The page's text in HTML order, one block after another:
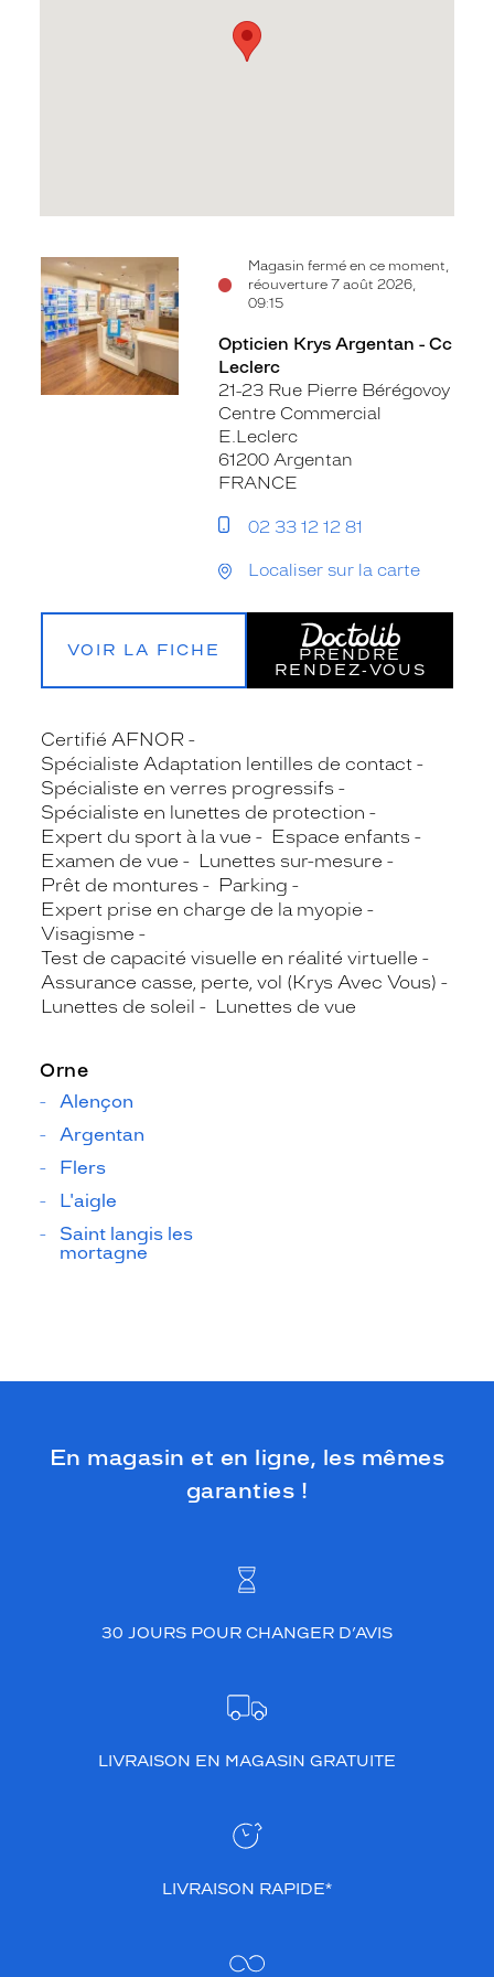
Magasin fermé en ce moment,
réouverture 7 août 2026,
09:15
Voir
la
fiche
Opticien Krys Argentan - Cc
Leclerc
21-23 Rue Pierre Bérégovoy
Centre Commercial
E.Leclerc
61200 Argentan
FRANCE
02 33 12 12 81
Localiser sur la carte
VOIR LA FICHE
PRENDRE
RENDEZ‑VOUS
Certifié AFNOR
Spécialiste Adaptation lentilles de contact
Spécialiste en verres progressifs
Spécialiste en lunettes de protection
Expert du sport à la vue
Espace enfants
Examen de vue
Lunettes sur-mesure
Prêt de montures
Parking
Expert prise en charge de la myopie
Visagisme
Test de capacité visuelle en réalité virtuelle
Assurance casse, perte, vol (Krys Avec Vous)
Lunettes de soleil
Lunettes de vue
Orne
Alençon
Argentan
Flers
L'aigle
Saint langis les
mortagne
En magasin et en ligne, les mêmes
garanties !
30 JOURS POUR CHANGER D’AVIS
LIVRAISON EN MAGASIN GRATUITE
LIVRAISON RAPIDE*